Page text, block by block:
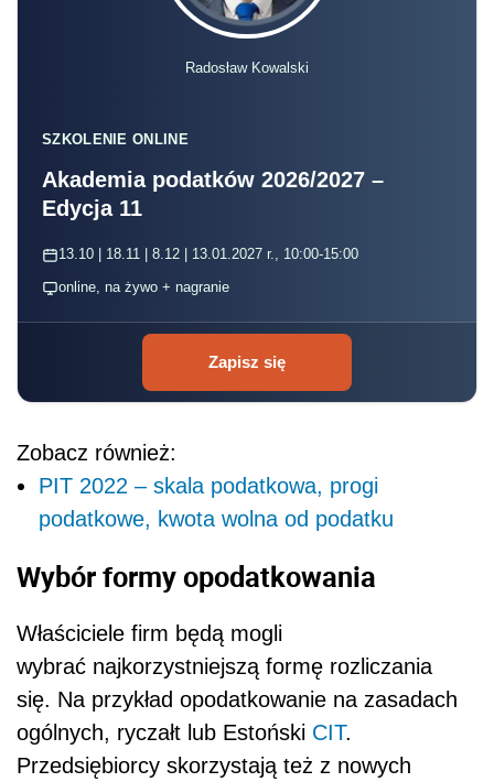
Radosław Kowalski
SZKOLENIE ONLINE
Akademia podatków 2026/2027 –
Edycja 11
13.10 | 18.11 | 8.12 | 13.01.2027 r., 10:00-15:00
online, na żywo + nagranie
Zapisz się
Zobacz również:
PIT 2022 – skala podatkowa, progi
podatkowe, kwota wolna od podatku
Wybór formy opodatkowania
Właściciele firm będą mogli
wybrać najkorzystniejszą formę rozliczania
się. Na przykład opodatkowanie na zasadach
ogólnych, ryczałt lub Estoński CIT.
Przedsiębiorcy skorzystają też z nowych